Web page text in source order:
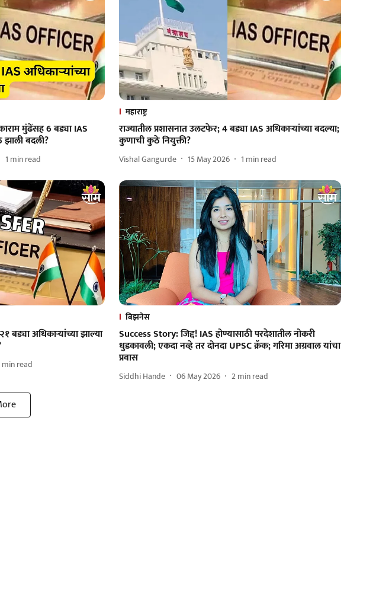
मुंढेंसह 6 बड्या IAS
झाली बदली?
1 min read
महाराष्ट्र
राज्यातील प्रशासनात उलटफेर; 4 बड्या IAS अधिकाऱ्यांच्या बदल्या;
कुणाची कुठे नियुक्ती?
Vishal Gangurde 15 May 2026 1 min read
बड्या अधिकाऱ्यांच्या झाल्या
min read
बिझनेस
Success Story: जिद्द! IAS होण्यासाठी परदेशातील नोकरी
धुडकावली; एकदा नव्हे तर दोनदा UPSC क्रॅक; गरिमा अग्रवाल यांचा
प्रवास
Siddhi Hande 06 May 2026 2min read